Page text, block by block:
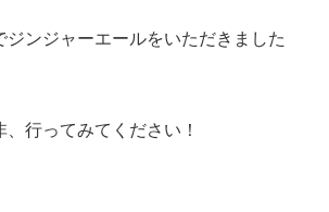
ジンジャーエールをいただきました
行ってみてください！